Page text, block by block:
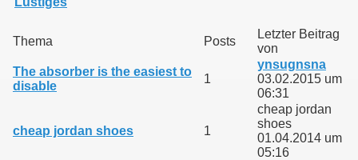
Thema Posts
Letzter Beitrag
von
The absorber is the easiest to
disable
1
ynsugnsna
03.02.2015 um
06:31
cheap jordan shoes 1
cheap jordan
shoes
01.04.2014 um
05:16